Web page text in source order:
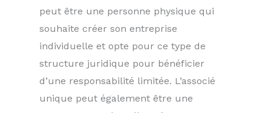
peut être une personne physique qui
souhaite créer son entreprise
individuelle et opte pour ce type de
structure juridique pour bénéficier
d’une responsabilité limitée. L’associé
unique peut également être une